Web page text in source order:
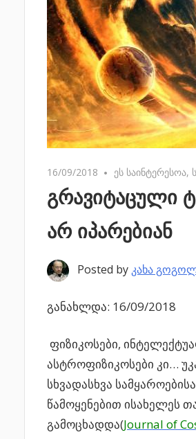
16/09/2018 No comments
ეს საინტერესოა,
გრავიტაცული
არ იპარებიან
Posted by კახა
განახლდა: 16/09/2018
ფიზიკოსები,
ასტროფიზიკოსები კი…
სხვადასხვა
წამოყენებით ისახელეს
გამოცხადდა(Journal of